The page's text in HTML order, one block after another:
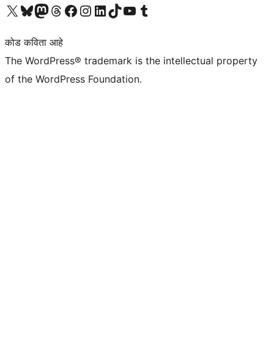
आमच्या X (एक्स) (पूर्वीचे ट्विटर) खात्याला भेट द्या आमच्या ब्लूस्की खात्याला भेट द्या.आमच्या Mastodon खात्याला भेट द्या.आमच्या थ्रेड्स खात्याला भेट द्या. आमच्या फेसबुक पेजला भेट द्या आमच्या इंस्टाग्राम खात्याला भेट द्या आमच्या लिंक्डइन खात्याला भेट द्या आमच्या टिकटॉक अकाउंटला भेट द्या.आमच्या यूट्यूब चॅनेलला भेट द्या आमच्या टंबलर खात्याला भेट द्या.
कोड कविता आहे
The WordPress® trademark is the intellectual property
of the WordPress Foundation.